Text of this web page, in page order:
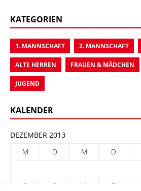
KATEGORIEN
1. MANNSCHAFT 2. MANNSCHAFT
ALTE HERREN FRAUEN & MÄDCHEN
JUGEND
KALENDER
DEZEMBER 2013
M
D M D
2
3 4 5